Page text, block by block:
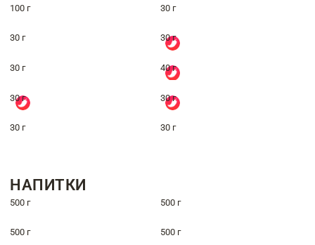
100 г 30 г
30 г 30 г
30 г 40 г
30 г 30 г
30 г 30 г
НАПИТКИ
500 г 500 г
500 г 500 г